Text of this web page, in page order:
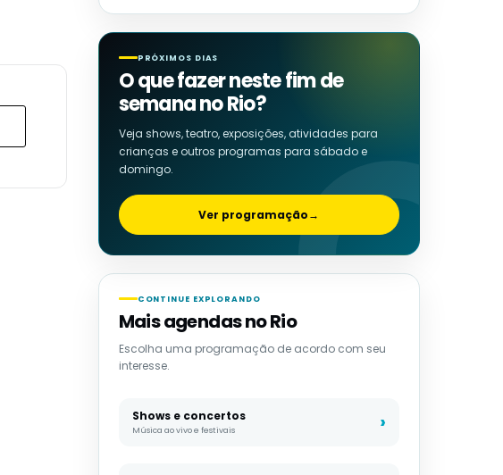
PRÓXIMOS DIAS
O que fazer neste fim de
semana no Rio?
Veja shows, teatro, exposições, atividades para
crianças e outros programas para sábado e
domingo.
Ver programação→
CONTINUE EXPLORANDO
Mais agendas no Rio
Escolha uma programação de acordo com seu
interesse.
Shows e concertos
Música ao vivo e festivais